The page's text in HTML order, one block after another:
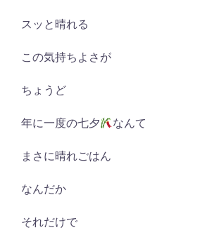
スッと晴れる
この気持ちよさが
ちょうど
年に一度の七夕 なんて
まさに晴れごはん
なんだか
それだけで